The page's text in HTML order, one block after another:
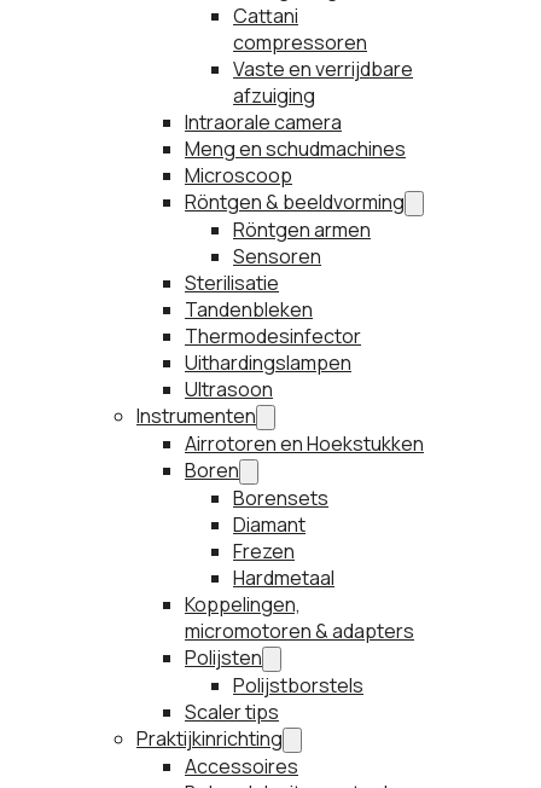
Cattani
compressoren
Vaste en verrijdbare
afzuiging
Intraorale camera
Meng en schudmachines
Microscoop
Röntgen & beeldvorming
Röntgen armen
Sensoren
Sterilisatie
Tandenbleken
Thermodesinfector
Uithardingslampen
Ultrasoon
Instrumenten
Airrotoren en Hoekstukken
Boren
Borensets
Diamant
Frezen
Hardmetaal
Koppelingen,
micromotoren & adapters
Polijsten
Polijstborstels
Scaler tips
Praktijkinrichting
Accessoires